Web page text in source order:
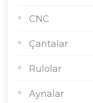
CNC
Çantalar
Rulolar
Aynalar